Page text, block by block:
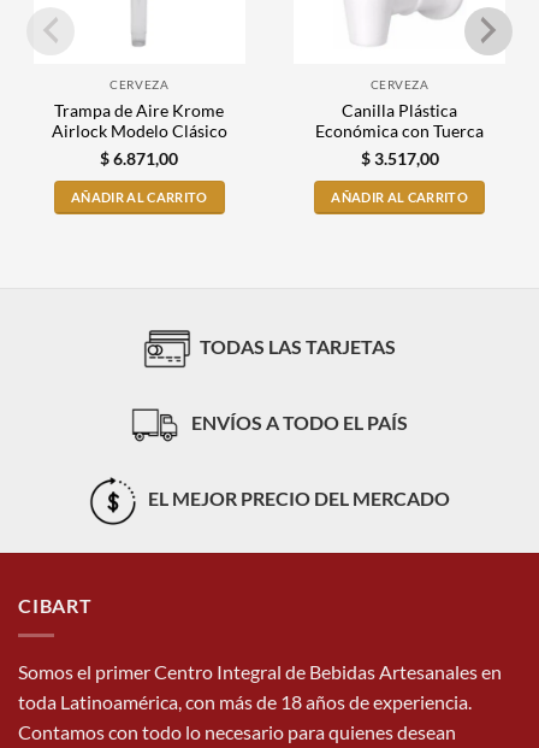
CERVEZA
Trampa de Aire Krome
Airlock Modelo Clásico
$6.871,00
AÑADIR AL CARRITO
CERVEZA
Canilla Plástica
Económica con Tuerca
$3.517,00
AÑADIR AL CARRITO
TODAS LAS TARJETAS
ENVÍOS A TODO EL PAÍS
EL MEJOR PRECIO DEL MERCADO
CIBART
Somos el primer Centro Integral de Bebidas Artesanales en
toda Latinoamérica, con más de 18 años de experiencia.
Contamos con todo lo necesario para quienes desean